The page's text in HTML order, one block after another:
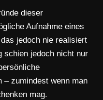
dieser
Aufnahme eines
jedoch nie realisiert
schien jedoch nicht nur
– zumindest wenn man
mag.